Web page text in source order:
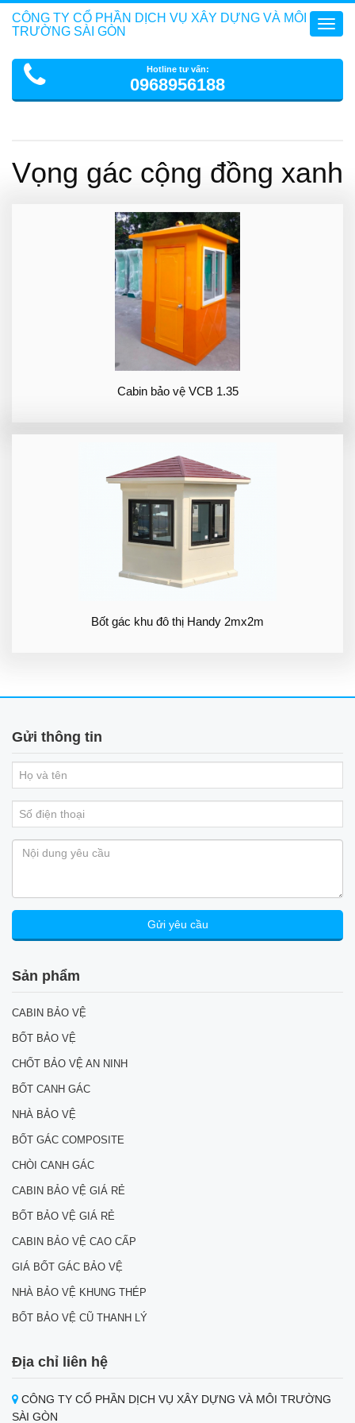
CÔNG TY CỔ PHẦN DỊCH VỤ XÂY DỰNG VÀ MÔI
TRƯỜNG SÀI GÒN
Hotline tư vấn:
0968956188
Vọng gác cộng đồng xanh
Cabin bảo vệ VCB 1.35
Bốt gác khu đô thị Handy 2mx2m
Gửi thông tin
Sản phẩm
CABIN BẢO VỆ
BỐT BẢO VỆ
CHỐT BẢO VỆ AN NINH
BỐT CANH GÁC
NHÀ BẢO VỆ
BỐT GÁC COMPOSITE
CHÒI CANH GÁC
CABIN BẢO VỆ GIÁ RẺ
BỐT BẢO VỆ GIÁ RẺ
CABIN BẢO VỆ CAO CẤP
GIÁ BỐT GÁC BẢO VỆ
NHÀ BẢO VỆ KHUNG THÉP
BỐT BẢO VỆ CŨ THANH LÝ
Địa chỉ liên hệ
CÔNG TY CỔ PHẦN DỊCH VỤ XÂY DỰNG VÀ MÔI TRƯỜNG
SÀI GÒN